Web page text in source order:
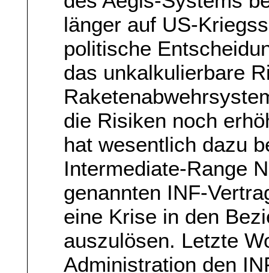
länger auf US-
politische
das unkalkulierbare
die Risiken noch
hat wesentlich dazu
Intermediate-Range
genannten INF-
eine Krise in den
auszulösen. Letzte
Administration den